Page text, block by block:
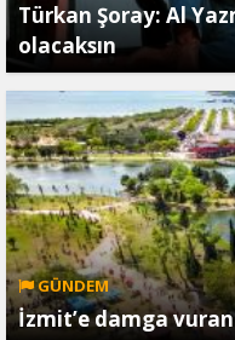
Türkan Şoray: Al
olacaksın
GÜNDEM
İzmit’e damga